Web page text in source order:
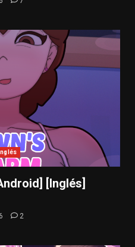
Inglés
[Inglés]
2